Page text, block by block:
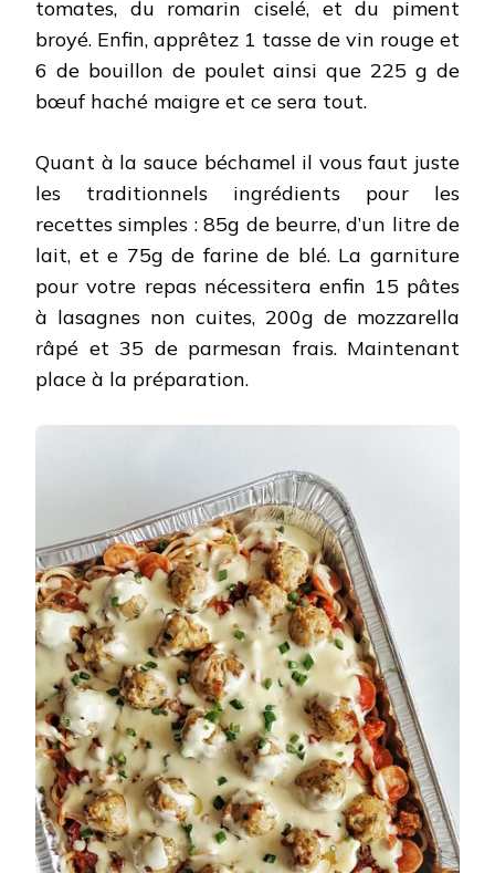
tomates, du romarin ciselé, et du piment
broyé. Enfin, apprêtez 1 tasse de vin rouge et
6 de bouillon de poulet ainsi que 225 g de
bœuf haché maigre et ce sera tout.
Quant à la sauce béchamel il vous faut juste
les traditionnels ingrédients pour les
recettes simples : 85g de beurre, d’un litre de
lait, et e 75g de farine de blé. La garniture
pour votre repas nécessitera enfin 15 pâtes
à lasagnes non cuites, 200g de mozzarella
râpé et 35 de parmesan frais. Maintenant
place à la préparation.